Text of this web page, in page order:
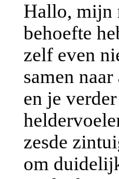
Hallo, mijn
behoefte
zelf even
samen
en je
zesde
om